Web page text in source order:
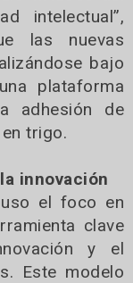
intelectual”,
las nuevas
bajo
plataforma
adhesión de
trigo.
innovación
el foco en
clave
y el
Este modelo